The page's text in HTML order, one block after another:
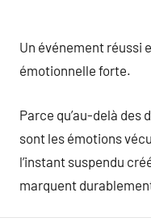
Un événement réussi
émotionnelle forte.
Parce qu’au-delà des
sont les émotions
l’instant suspendu
marquent